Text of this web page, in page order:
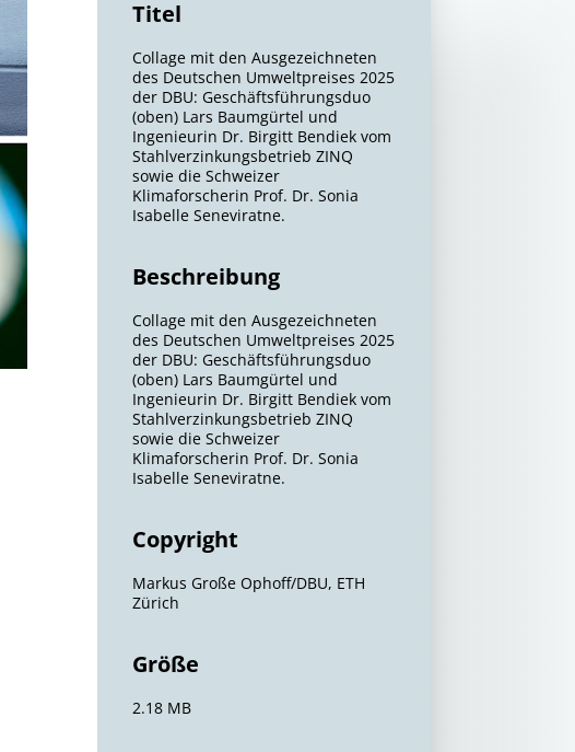
Titel
Collage mit den Ausgezeichneten
des Deutschen Umweltpreises 2025
der DBU: Geschäftsführungsduo
(oben) Lars Baumgürtel und
Ingenieurin Dr. Birgitt Bendiek vom
Stahlverzinkungsbetrieb ZINQ
sowie die Schweizer
Klimaforscherin Prof. Dr. Sonia
Isabelle Seneviratne.
Beschreibung
Collage mit den Ausgezeichneten
des Deutschen Umweltpreises 2025
der DBU: Geschäftsführungsduo
(oben) Lars Baumgürtel und
Ingenieurin Dr. Birgitt Bendiek vom
Stahlverzinkungsbetrieb ZINQ
sowie die Schweizer
Klimaforscherin Prof. Dr. Sonia
Isabelle Seneviratne.
Copyright
Markus Große Ophoff/DBU, ETH
Zürich
Größe
2.18 MB